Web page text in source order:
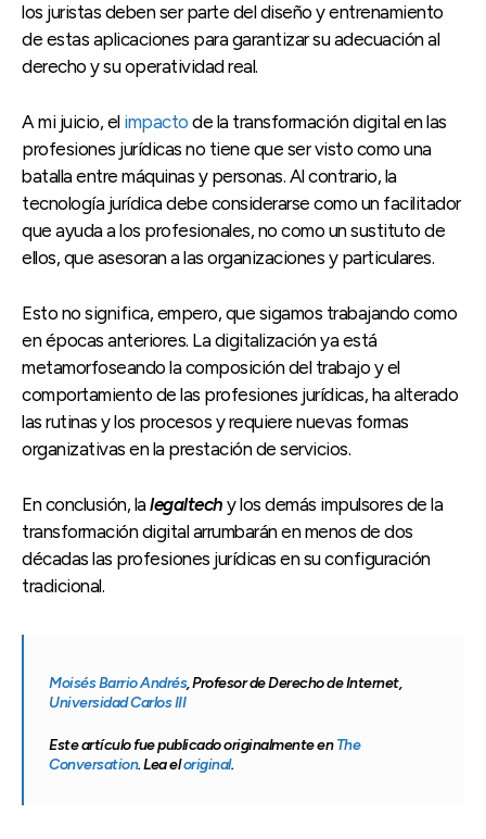
los juristas deben ser parte del diseño y entrenamiento
de estas aplicaciones para garantizar su adecuación al
derecho y su operatividad real.
A mi juicio, el impacto de la transformación digital en las
profesiones jurídicas no tiene que ser visto como una
batalla entre máquinas y personas. Al contrario, la
tecnología jurídica debe considerarse como un facilitador
que ayuda a los profesionales, no como un sustituto de
ellos, que asesoran a las organizaciones y particulares.
Esto no significa, empero, que sigamos trabajando como
en épocas anteriores. La digitalización ya está
metamorfoseando la composición del trabajo y el
comportamiento de las profesiones jurídicas, ha alterado
las rutinas y los procesos y requiere nuevas formas
organizativas en la prestación de servicios.
En conclusión, lalegaltech y los demás impulsores de la
transformación digital arrumbarán en menos de dos
décadas las profesiones jurídicas en su configuración
tradicional.
Moisés Barrio Andrés, Profesor de Derecho de Internet,
Universidad Carlos III
Este artículo fue publicado originalmente enThe
Conversation. Lea eloriginal.